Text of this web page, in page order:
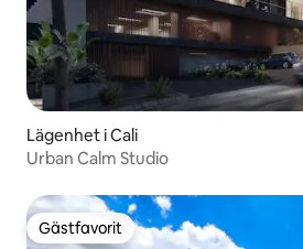
Lägenhet i Cali
Urban Calm Studio
Gästfavorit
Gästfavorit